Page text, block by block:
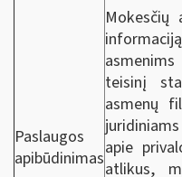
Paslaugos
apibūdinimas
Mokesčių
teisinį
asmenų
apie
atlikus,